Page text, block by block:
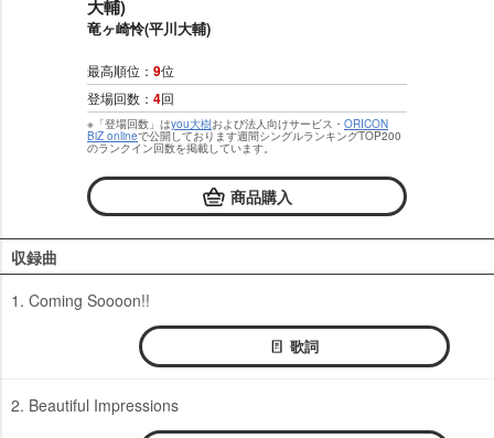
大輔)
竜ヶ崎怜(平川大輔)
最高順位： 9位
登場回数： 4回
※「登場回数」はyou大樹および法人向けサービス・ ORICON
BiZ onlineで公開しております週間シングルランキングTOP200
のランクイン回数を掲載しています。
商品購入
収録曲
1. Coming Soooon!!
歌詞
2. Beautiful Impressions